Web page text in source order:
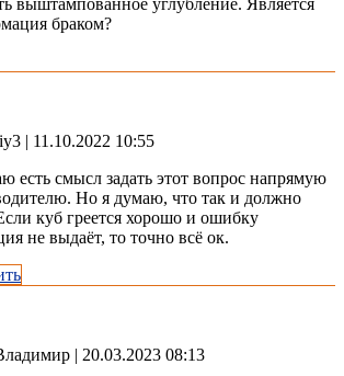
браком?
| 11.10.2022 10:55
есть смысл задать этот вопрос напрямую
Но я думаю, что так и должно
куб греется хорошо и ошибку
не выдаёт, то точно всё ок.
| 20.03.2023 08:13